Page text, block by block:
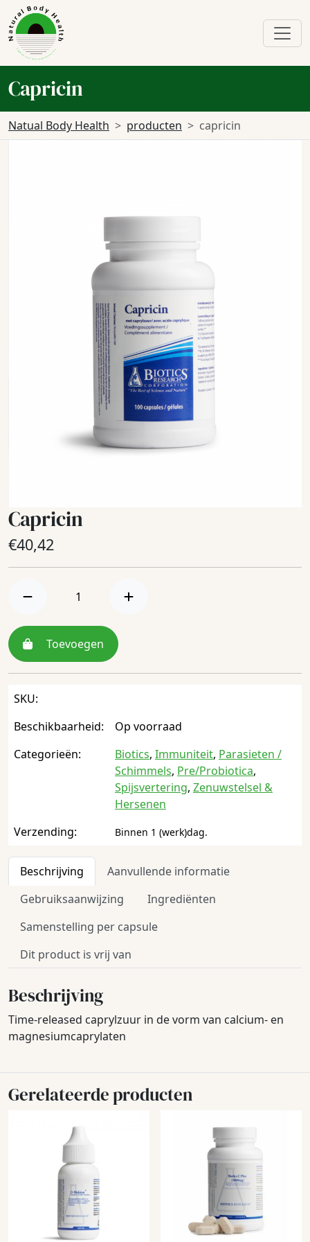
Capricin
Natual Body Health producten capricin
Capricin
€40,42
Toevoegen
SKU:
Beschikbaarheid:
Op voorraad
Categorieën:
Biotics, Immuniteit, Parasieten /
Schimmels, Pre/Probiotica,
Spijsvertering, Zenuwstelsel &
Hersenen
Verzending:
Binnen 1 (werk)dag.
Beschrijving
Aanvullende informatie
Gebruiksaanwijzing
Ingrediënten
Samenstelling per capsule
Dit product is vrij van
Beschrijving
Time-released caprylzuur in de vorm van calcium- en
magnesiumcaprylaten
Gerelateerde producten